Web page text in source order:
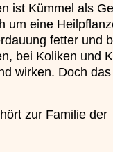
ist Kümmel als
um eine
fetter und
bei Koliken und
wirken. Doch
zur Familie der